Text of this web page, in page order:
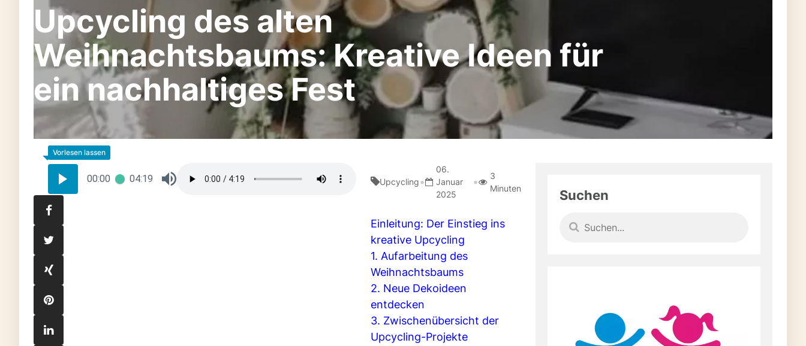
Upcycling des alten
Weihnachtsbaums: Kreative Ideen für
ein nachhaltiges Fest
00:00 04:19 Upcycling•
06.
Januar
2025
•
3
Minuten
Einleitung: Der Einstieg ins
kreative Upcycling
1. Aufarbeitung des
Weihnachtsbaums
2. Neue Dekoideen
entdecken
3. Zwischenübersicht der
Upcycling-Projekte
Suchen